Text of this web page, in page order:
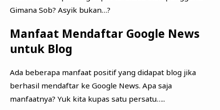
Gimana Sob? Asyik bukan…?
Manfaat Mendaftar Google News
untuk Blog
Ada beberapa manfaat positif yang didapat blog jika
berhasil mendaftar ke Google News. Apa saja
manfaatnya? Yuk kita kupas satu persatu…..